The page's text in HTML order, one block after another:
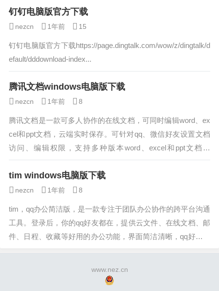
钉钉电脑版官方下载
nezcn 1年前 15
钉钉电脑版官方下载https://page.dingtalk.com/wow/z/dingtalk/d
efault/dddownload-index...
腾讯文档windows电脑版下载
nezcn 1年前 8
腾讯文档是一款可多人协作的在线文档，可同时编辑word、ex
cel和ppt文档，云端实时保存。可针对qq、微信好友设置文档
访问、编辑权限，支持多种版本word、excel和ppt文档模
板。...
tim windows电脑版下载
nezcn 1年前 8
tim，qq办公简洁版，是一款专注于团队办公协作的跨平台沟通
工具。登录后，你的qq好友都在，提供云文件、在线文档、邮
件、日程、收藏等好用的办公功能，界面简洁清晰，qq好友和
www.nez.cn